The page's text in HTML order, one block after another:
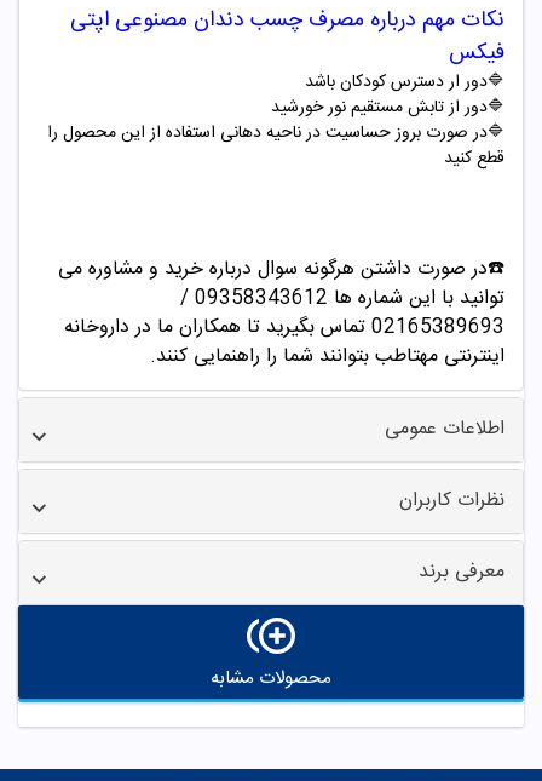
نکات مهم درباره مصرف چسب دندان مصنوعی اپتی
فیکس
🔷دور ار دسترس کودکان باشد
🔷دور از تابش مستقیم نور خورشید
🔷در صورت بروز حساسیت در ناحیه دهانی استفاده از این محصول را
قطع کنید
☎️در صورت داشتن هرگونه سوال درباره خرید و مشاوره می
توانید با این شماره ها 09358343612 /
02165389693تماس بگیرید تا همکاران ما در داروخانه
اینترنتی مهتاطب بتوانند شما را راهنمایی کنند.
اطلاعات عمومی
نظرات کاربران
معرفی برند
محصولات مشابه